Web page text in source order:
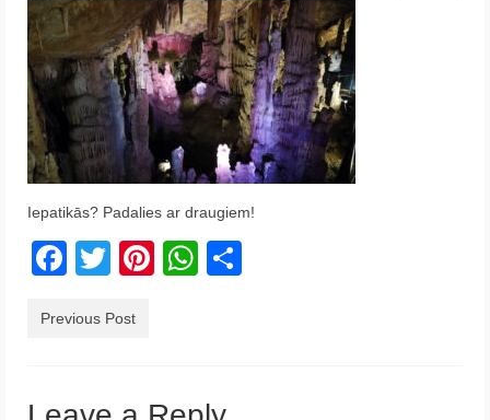
Portugāle
ASV
Melnkalne
Grieķija
Austrija
Itālija
Latvija
Iepatikās? Padalies ar draugiem!
Facebook
TwitterPinterest
WhatsApp
Previous Post